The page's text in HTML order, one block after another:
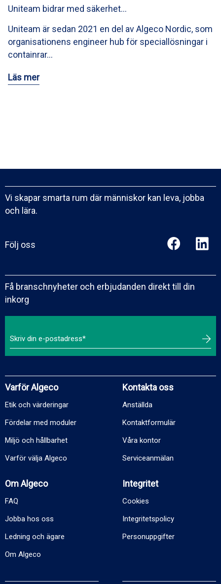
Uniteam bidrar med säkerhet…
Uniteam är sedan 2021 en del av Algeco Nordic, som
organisationens engineer hub för speciallösningar i
containrar…
Läs mer
Vi skapar smarta rum där människor kan leva, jobba
och lära.
Följ oss
Få branschnyheter och erbjudanden direkt till din
inkorg
Varför Algeco
Etik och värderingar
Fördelar med moduler
Miljö och hållbarhet
Varför välja Algeco
Kontakta oss
Anställda
Kontaktformulär
Våra kontor
Serviceanmälan
Om Algeco
FAQ
Jobba hos oss
Ledning och ägare
Om Algeco
Integritet
Cookies
Integritetspolicy
Personuppgifter